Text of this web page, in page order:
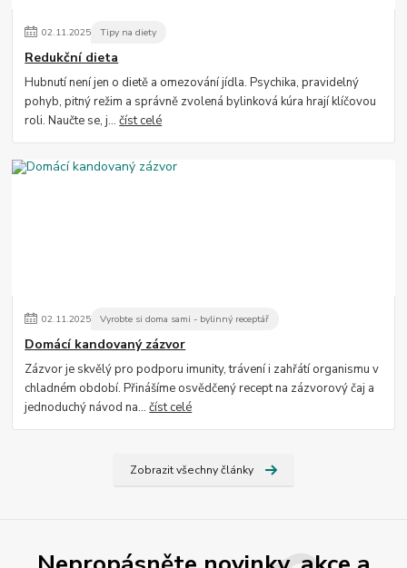
02.11.2025 Tipy na diety
Redukční dieta
Hubnutí není jen o dietě a omezování jídla. Psychika, pravidelný
pohyb, pitný režim a správně zvolená bylinková kúra hrají klíčovou
roli. Naučte se, j...číst celé
02.11.2025 Vyrobte si doma sami - bylinný receptář
Domácí kandovaný zázvor
Zázvor je skvělý pro podporu imunity, trávení i zahřátí organismu v
chladném období. Přinášíme osvědčený recept na zázvorový čaj a
jednoduchý návod na...číst celé
Zobrazit všechny články